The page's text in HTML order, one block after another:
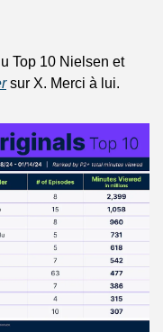
Top 10 Nielsen et
sur X. Merci à lui.